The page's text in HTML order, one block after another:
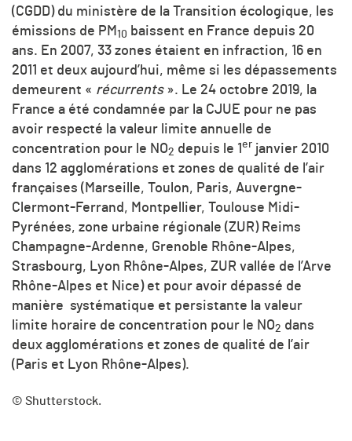
(CGDD) du ministère de la Transition écologique, les
émissions de PM 10 baissent en France depuis 20
ans. En 2007, 33 zones étaient en infraction, 16 en
2011 et deux aujourd’hui, même si les dépassements
demeurent « récurrents». Le 24 octobre 2019, la
France a été condamnée par la CJUE pour ne pas
avoir respecté la valeur limite annuelle de
concentration pour le NO2 depuis le 1er janvier 2010
dans 12 agglomérations et zones de qualité de l’air
françaises (Marseille, Toulon, Paris, Auvergne-
Clermont-Ferrand, Montpellier, Toulouse Midi-
Pyrénées, zone urbaine régionale (ZUR) Reims
Champagne-Ardenne, Grenoble Rhône-Alpes,
Strasbourg, Lyon Rhône-Alpes, ZUR vallée de l’Arve
Rhône-Alpes et Nice) et pour avoir dépassé de
manière systématique et persistante la valeur
limite horaire de concentration pour le NO2 dans
deux agglomérations et zones de qualité de l’air
(Paris et Lyon Rhône-Alpes).
© Shutterstock.